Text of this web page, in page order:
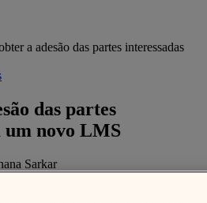
a adesão das partes interessadas
das partes
um novo LMS
Sarkar
negócios, é fundamental incentivar